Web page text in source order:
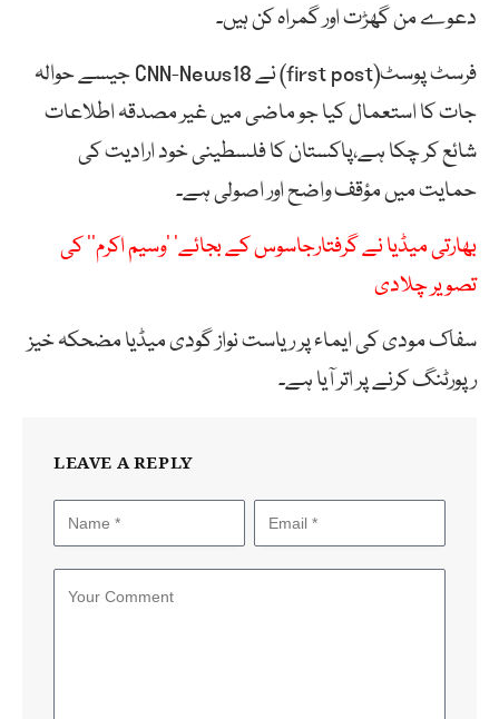
دعوے من گھڑت اور گمراہ کن ہیں۔
فرسٹ پوسٹ(first post) نے CNN-News18 جیسے حوالہ
جات کا استعمال کیا جو ماضی میں غیر مصدقہ اطلاعات
شائع کر چکا ہے،پاکستان کا فلسطینی خود ارادیت کی
حمایت میں مؤقف واضح اور اصولی ہے۔
بھارتی میڈیا نے گرفتارجاسوس کے بجائے’ ’وسیم اکرم‘‘ کی
تصویر چلادی
سفاک مودی کی ایماء پر ریاست نواز گودی میڈیا مضحکہ خیز
رپورٹنگ کرنے پر اتر آیا ہے۔
LEAVE A REPLY